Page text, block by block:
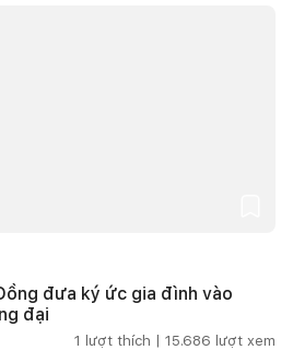
đưa ký ức gia đình vào
đại
1 lượt thích | 15.686 lượt xem